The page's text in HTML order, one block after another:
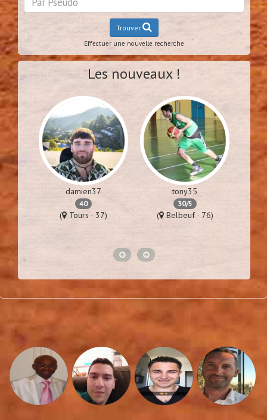
Trouver
Effectuer une nouvelle recherche
Les nouveaux !
damien37
40
( Tours - 37)
tony35
30/5
( Belbeuf - 76)